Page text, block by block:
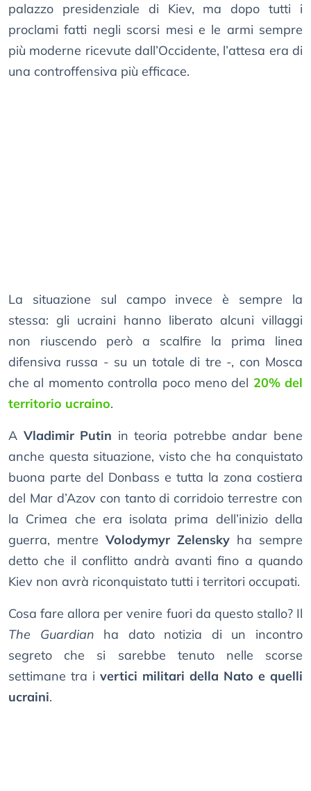
palazzo presidenziale di Kiev, ma dopo tutti i
proclami fatti negli scorsi mesi e le armi sempre
più moderne ricevute dall’Occidente, l’attesa era di
una controffensiva più efficace.
La situazione sul campo invece è sempre la
stessa: gli ucraini hanno liberato alcuni villaggi
non riuscendo però a scalfire la prima linea
difensiva russa - su un totale di tre -, con Mosca
che al momento controlla poco meno del 20% del
territorio ucraino.
A Vladimir Putin in teoria potrebbe andar bene
anche questa situazione, visto che ha conquistato
buona parte del Donbass e tutta la zona costiera
del Mar d’Azov con tanto di corridoio terrestre con
la Crimea che era isolata prima dell’inizio della
guerra, mentre Volodymyr Zelensky ha sempre
detto che il conflitto andrà avanti fino a quando
Kiev non avrà riconquistato tutti i territori occupati.
Cosa fare allora per venire fuori da questo stallo? Il
The Guardian ha dato notizia di un incontro
segreto che si sarebbe tenuto nelle scorse
settimane tra i vertici militari della Nato e quelli
ucraini.